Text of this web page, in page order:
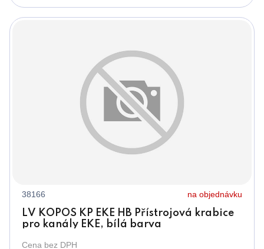
38166 na objednávku
LV KOPOS KP EKE HB Přístrojová krabice
pro kanály EKE, bílá barva
Cena bez DPH